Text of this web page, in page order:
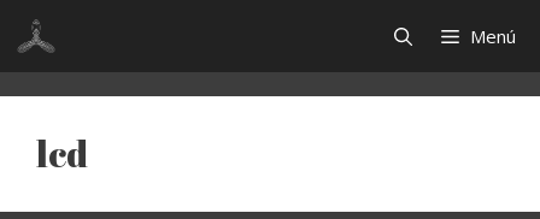
Saltar
contenido
Menú
lcd